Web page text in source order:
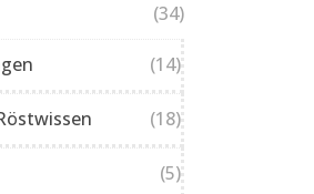
(34)
(14)
(18)
(5)